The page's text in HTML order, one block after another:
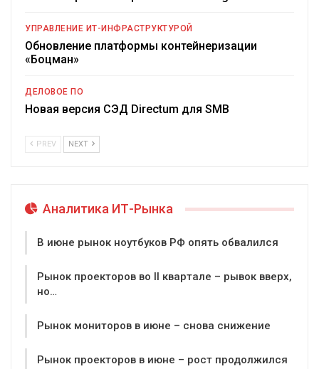
УПРАВЛЕНИЕ ИТ-ИНФРАСТРУКТУРОЙ
Обновление платформы контейнеризации
«Боцман»
ДЕЛОВОЕ ПО
Новая версия СЭД Directum для SMB
PREV NEXT
Аналитика ИТ-Рынка
В июне рынок ноутбуков РФ опять обвалился
Рынок проекторов во II квартале – рывок вверх,
но…
Рынок мониторов в июне – снова снижение
Рынок проекторов в июне – рост продолжился